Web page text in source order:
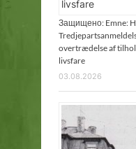
Защищено: Emne:
overtrædelse af
livsfare
03.08.2026